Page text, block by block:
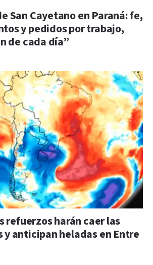
San Cayetano en Paraná: fe,
y pedidos por trabajo,
de cada día”
refuerzos harán caer las
anticipan heladas en Entre